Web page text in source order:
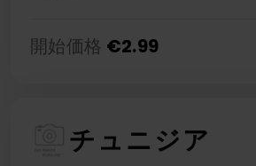
開始価格 €2.99
チュニジア